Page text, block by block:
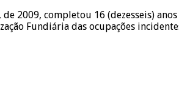
2009, completou 16 (dezesseis)
Fundiária das ocupações